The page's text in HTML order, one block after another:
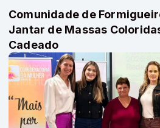
Comunidade de
Jantar de Massas
Cadeado